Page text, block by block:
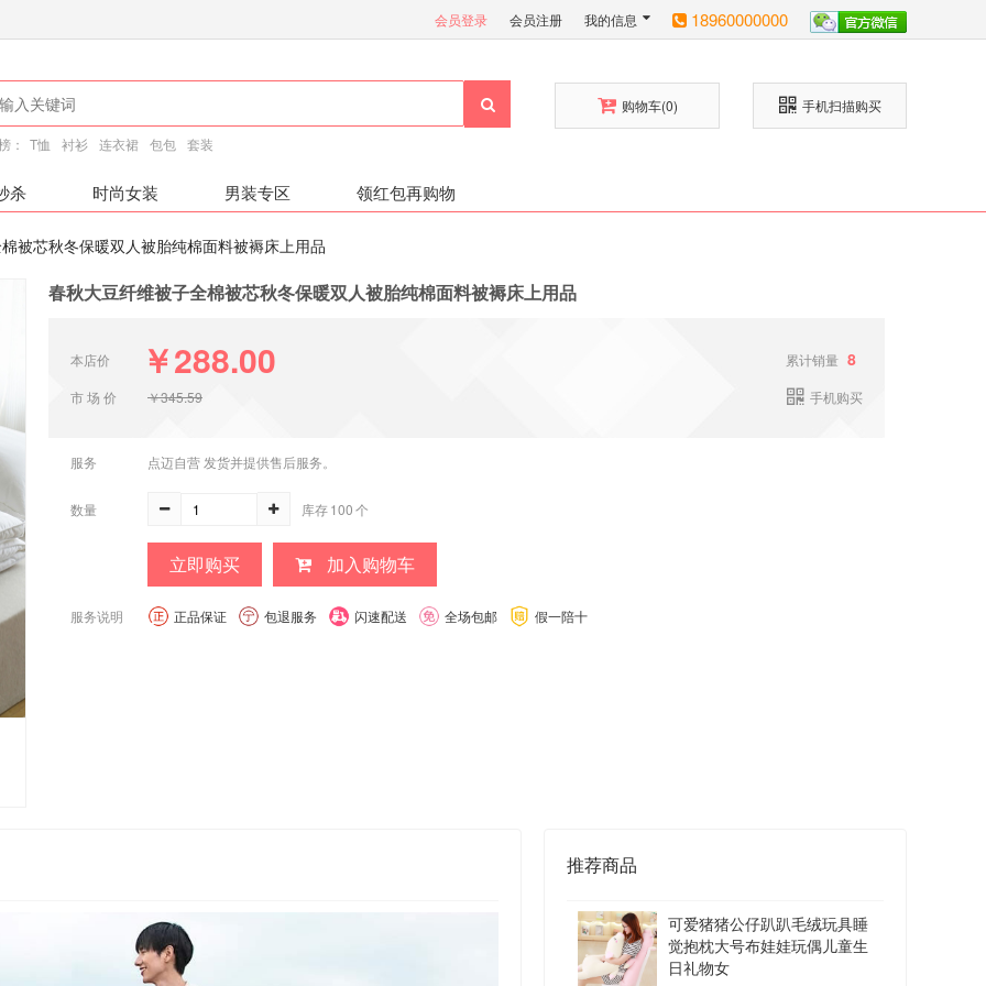
会员登录 会员注册 我的信息 18960000000
： T恤 衬衫 连衣裙 包包 套装
购物车(0) 手机扫描购买
杀 时尚女装 男装专区 领红包再购物
被芯秋冬保暖双人被胎纯棉面料被褥床上用品
春秋大豆纤维被子全棉被芯秋冬保暖双人被胎纯棉面料被褥床上用品
本店价 ￥288.00 累计销量 8
市 场 价 ￥345.59 手机购买
服务 点迈自营 发货并提供售后服务。
数量 库存100个
立即购买 加入购物车
服务说明 正品保证 包退服务 闪速配送 全场包邮 假一陪十
推荐商品
可爱猪猪公仔趴趴毛绒玩具睡
觉抱枕大号布娃娃玩偶儿童生
日礼物女